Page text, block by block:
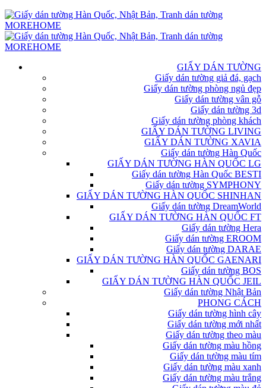
GIẤY DÁN TƯỜNG
Giấy dán tường giả đá, gạch
Giấy dán tường phòng ngủ đẹp
Giấy dán tường vân gỗ
Giấy dán tường 3d
Giấy dán tường phòng khách
GIẤY DÁN TƯỜNG LIVING
GIẤY DÁN TƯỜNG XAVIA
Giấy dán tường Hàn Quốc
GIẤY DÁN TƯỜNG HÀN QUỐC LG
Giấy dán tường Hàn Quốc BESTI
Giấy dán tường SYMPHONY
GIẤY DÁN TƯỜNG HÀN QUỐC SHINHAN
Giấy dán tường DreamWorld
GIẤY DÁN TƯỜNG HÀN QUỐC FT
Giấy dán tường Hera
Giấy dán tường EROOM
Giấy dán tường DARAE
GIẤY DÁN TƯỜNG HÀN QUỐC GAENARI
Giấy dán tường BOS
GIẤY DÁN TƯỜNG HÀN QUỐC JEIL
Giấy dán tường Nhật Bản
PHONG CÁCH
Giấy dán tường hình cây
Giấy dán tường mới nhất
Giấy dán tường theo màu
Giấy dán tường màu hồng
Giấy dán tường màu tím
Giấy dán tường màu xanh
Giấy dán tường màu trắng